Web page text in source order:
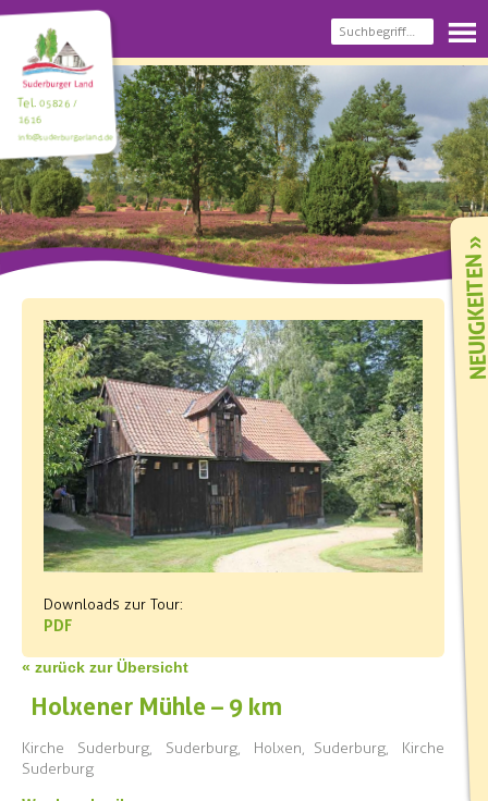
Tel.05826 /
1616
info@suderburgerland.de
Downloads zur Tour:
PDF
« zurück zur Übersicht
Holxener Mühle – 9 km
Kirche Suderburg, Suderburg, Holxen, Suderburg, Kirche
Suderburg